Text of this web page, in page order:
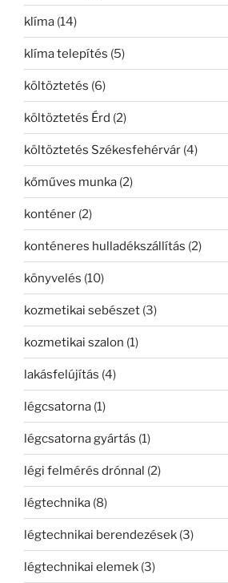
klíma (14)
klíma telepítés (5)
költöztetés (6)
költöztetés Érd (2)
költöztetés Székesfehérvár (4)
kőműves munka (2)
konténer (2)
konténeres hulladékszállítás (2)
könyvelés (10)
kozmetikai sebészet (3)
kozmetikai szalon (1)
lakásfelújítás (4)
légcsatorna (1)
légcsatorna gyártás (1)
légi felmérés drónnal (2)
légtechnika (8)
légtechnikai berendezések (3)
légtechnikai elemek (3)